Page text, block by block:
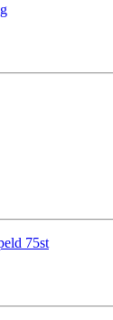
75st